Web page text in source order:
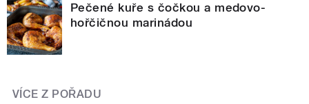
Pečené kuře s čočkou a medovo-
hořčičnou marinádou
VÍCE Z POŘADU